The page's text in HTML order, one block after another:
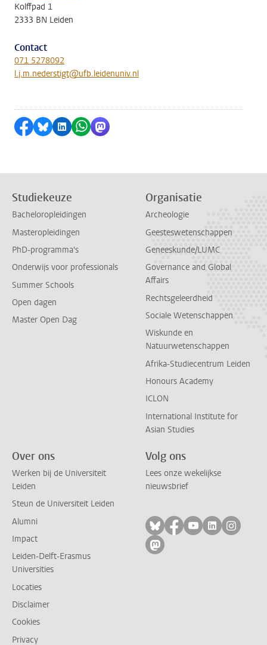
Kolffpad 1
2333 BN Leiden
Contact
071 5278092
l.j.m.nederstigt@ufb.leidenuniv.nl
Delen op Facebook
Delen via Bluesky
Delen op LinkedIn
Delen via WhatsApp
Delen via Mastodon
Studiekeuze
Bacheloropleidingen
Masteropleidingen
PhD-programma's
Onderwijs voor professionals
Summer Schools
Open dagen
Master Open Dag
Organisatie
Archeologie
Geesteswetenschappen
Geneeskunde/LUMC
Governance and Global
Affairs
Rechtsgeleerdheid
Sociale Wetenschappen
Wiskunde en
Natuurwetenschappen
Afrika-Studiecentrum Leiden
Honours Academy
ICLON
International Institute for
Asian Studies
Over ons
Werken bij de Universiteit
Leiden
Steun de Universiteit Leiden
Alumni
Impact
Leiden-Delft-Erasmus
Universities
Locaties
Disclaimer
Cookies
Privacy
Volg ons
Lees onze wekelijkse
nieuwsbrief
Volg ons op bluesky
Volg ons op
Volg ons op
Volg ons
Volg
Volg ons op mastodon